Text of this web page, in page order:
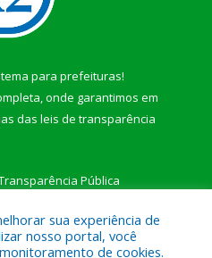
para prefeituras!
onde garantimos em
das leis de transparência
Pública
sua experiência de
nosso portal, você
de cookies.